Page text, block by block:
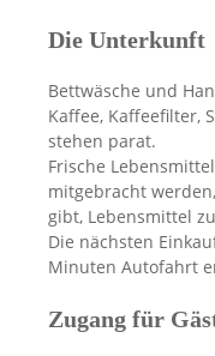
Die Unterkunft
Bettwäsche und
Kaffee, Kaffeefilter,
stehen parat.
Frische
mitgebracht
gibt, Lebensmittel
Die nächsten
Minuten Autofahrt
Zugang für